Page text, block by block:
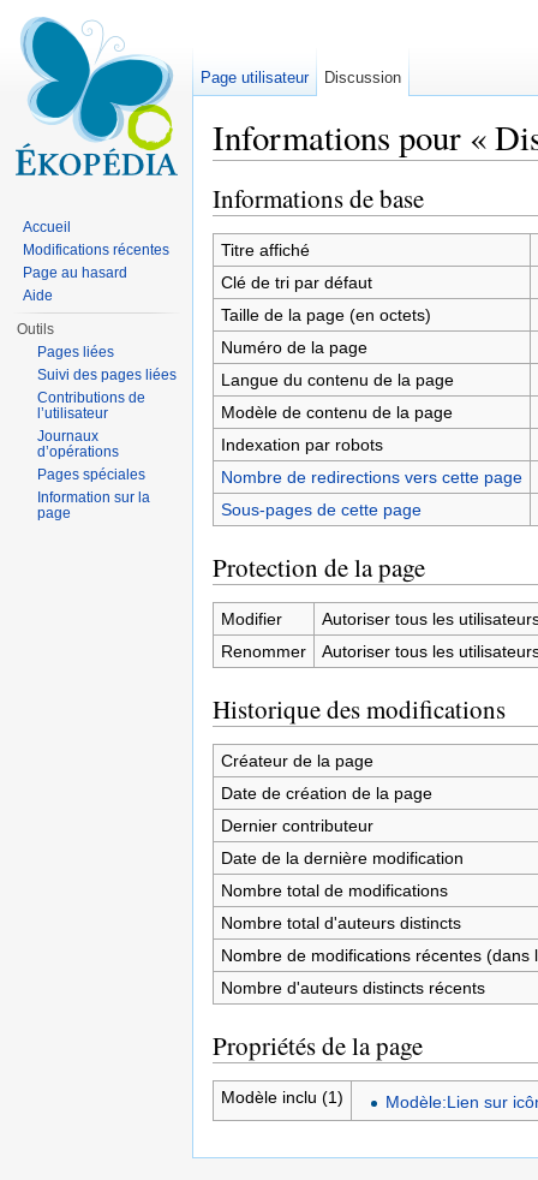
Informations pour «
Informations de base
Titre affiché
Clé de tri par défaut
Taille de la page (en octets)
Numéro de la page
Langue du contenu de la page
Modèle de contenu de la page
Indexation par robots
Nombre de redirections vers cette page
Sous-pages de cette page
Protection de la page
Modifier
Autoriser tous les
Renommer
Autoriser tous les
Historique des modifications
Créateur de la page
Date de création de la page
Dernier contributeur
Date de la dernière modification
Nombre total de modifications
Nombre total d'auteurs distincts
Nombre de modifications récentes (dans
Nombre d'auteurs distincts récents
Propriétés de la page
Modèle inclu (1) Modèle:Lien sur
Page utilisateur Discussion
Accueil
Modifications récentes
Page au hasard
Aide
Outils
Pages liées
Suivi des pages liées
Contributions de
l’utilisateur
Journaux
d’opérations
Pages spéciales
Information sur la
page